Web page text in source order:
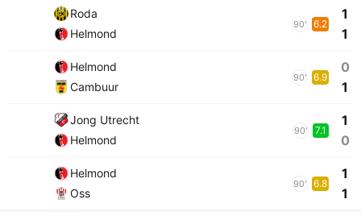
Roda
Helmond
90' 6.2
1
1
Helmond
Cambuur
90' 6.9
0
1
Jong Utrecht
Helmond
90' 7.1
1
0
Helmond
Oss
90' 6.8
1
1